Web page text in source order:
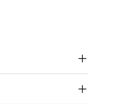
besondere Ambiente der